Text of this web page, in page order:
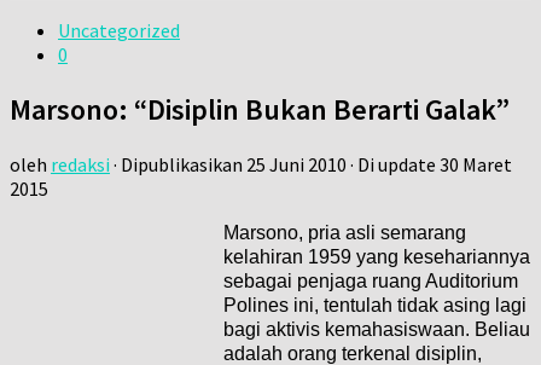
Uncategorized
0
Marsono: “Disiplin Bukan Berarti Galak”
oleh redaksi · Dipublikasikan 25 Juni 2010 · Di update 30 Maret
2015
Marsono, pria asli semarang
kelahiran 1959 yang kesehariannya
sebagai penjaga ruang Auditorium
Polines ini, tentulah tidak asing lagi
bagi aktivis kemahasiswaan. Beliau
adalah orang terkenal disiplin,